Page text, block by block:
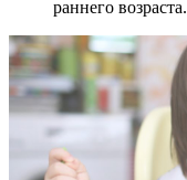
раннего возраста.